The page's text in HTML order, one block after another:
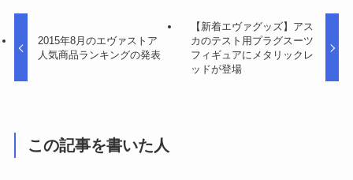
2015年8月のエヴァストア
人気商品ランキングの発表
【新着エヴァグッズ】アス
カのテスト用プラグスーツ
フィギュアにメタリックレ
ッドが登場
この記事を書いた人